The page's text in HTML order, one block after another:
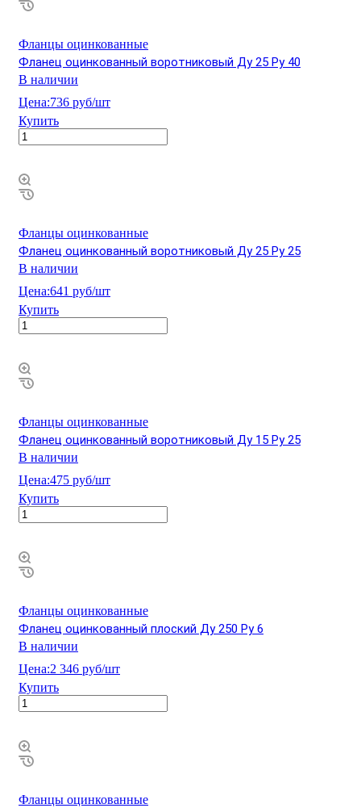
Фланцы оцинкованные
Фланец оцинкованный воротниковый Ду 25 Ру 40
В наличии
Цена:736 руб/шт
Купить
Фланцы оцинкованные
Фланец оцинкованный воротниковый Ду 25 Ру 25
В наличии
Цена:641 руб/шт
Купить
Фланцы оцинкованные
Фланец оцинкованный воротниковый Ду 15 Ру 25
В наличии
Цена:475 руб/шт
Купить
Фланцы оцинкованные
Фланец оцинкованный плоский Ду 250 Ру 6
В наличии
Цена:2 346 руб/шт
Купить
Фланцы оцинкованные